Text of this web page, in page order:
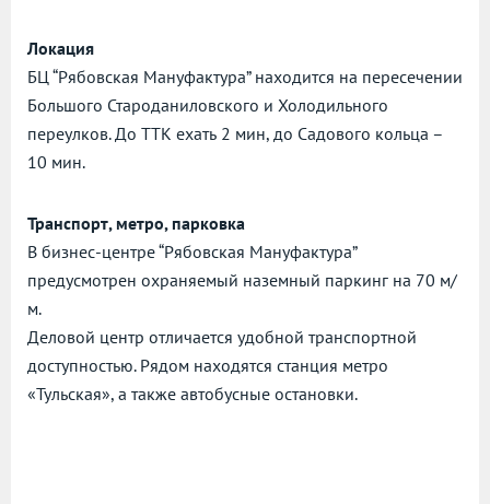
Локация
БЦ “Рябовская Мануфактура” находится на пересечении
Большого Староданиловского и Холодильного
переулков. До ТТК ехать 2 мин, до Садового кольца –
10 мин.
Транспорт, метро, парковка
В бизнес-центре “Рябовская Мануфактура”
предусмотрен охраняемый наземный паркинг на 70 м/
м.
Деловой центр отличается удобной транспортной
доступностью. Рядом находятся станция метро
«Тульская», а также автобусные остановки.